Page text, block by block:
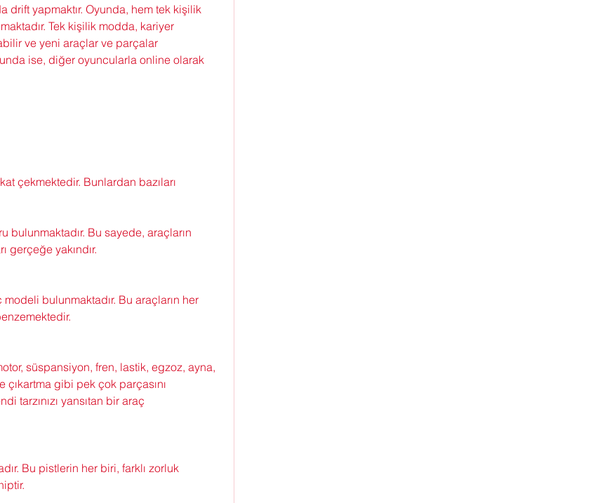
drift yapmaktır. Oyunda, hem tek kişilik
Tek kişilik modda, kariyer
ve yeni araçlar ve parçalar
ise, diğer oyuncularla online olarak
çekmektedir. Bunlardan bazıları
bulunmaktadır. Bu sayede, araçların
gerçeğe yakındır.
bulunmaktadır. Bu araçların her
süspansiyon, fren, lastik, egzoz, ayna,
çıkartma gibi pek çok parçasını
tarzınızı yansıtan bir araç
Bu pistlerin her biri, farklı zorluk